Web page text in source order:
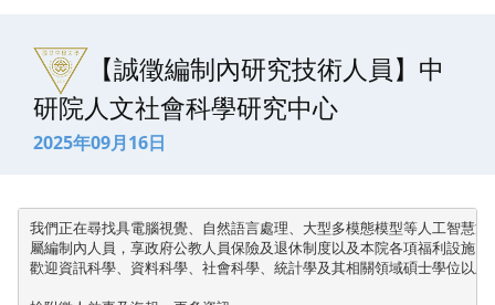
【誠徵編制內研究技術人員】中
研院人文社會科學研究中心
2025年09月16日
我們正在尋找具電腦視覺、自然語言處理、大型多模態模型等人工智慧
屬編制內人員，享政府公教人員保險及退休制度以及本院各項福利設施，
歡迎資訊科學、資料科學、社會科學、統計學及其相關領域碩士學位以上